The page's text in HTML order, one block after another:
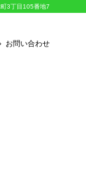
3丁目105番地7
お問い合わせ